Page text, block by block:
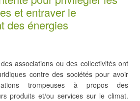
et entraver le
des énergies
associations ou des collectivités ont
contre des sociétés pour avoir
trompeuses à propos des
produits et/ou services sur le climat.